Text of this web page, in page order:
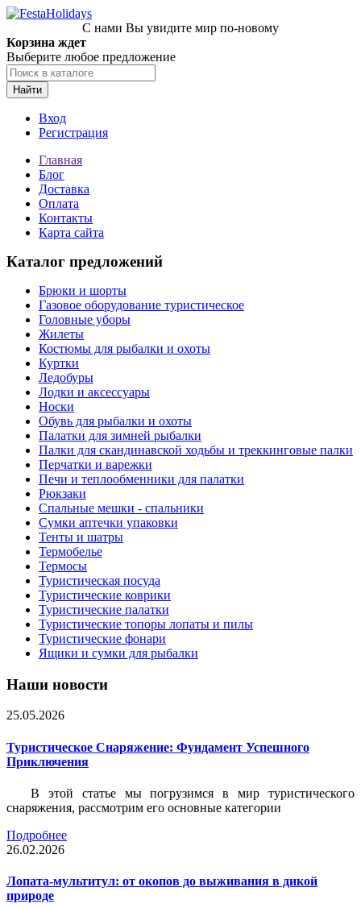
С нами Вы увидите мир по-новому
Корзина ждет
Выберите любое предложение
Найти
Вход
Регистрация
Главная
Блог
Доставка
Оплата
Контакты
Карта сайта
Каталог предложений
Брюки и шорты
Газовое оборудование туристическое
Головные уборы
Жилеты
Костюмы для рыбалки и охоты
Куртки
Ледобуры
Лодки и аксессуары
Носки
Обувь для рыбалки и охоты
Палатки для зимней рыбалки
Палки для скандинавской ходьбы и треккинговые палки
Перчатки и варежки
Печи и теплообменники для палатки
Рюкзаки
Спальные мешки - спальники
Сумки аптечки упаковки
Тенты и шатры
Термобелье
Термосы
Туристическая посуда
Туристические коврики
Туристические палатки
Туристические топоры лопаты и пилы
Туристические фонари
Ящики и сумки для рыбалки
Наши новости
25.05.2026
Туристическое Снаряжение: Фундамент Успешного
Приключения
В этой статье мы погрузимся в мир туристического
снаряжения, рассмотрим его основные категории
Подробнее
26.02.2026
Лопата-мультитул: от окопов до выживания в дикой
природе